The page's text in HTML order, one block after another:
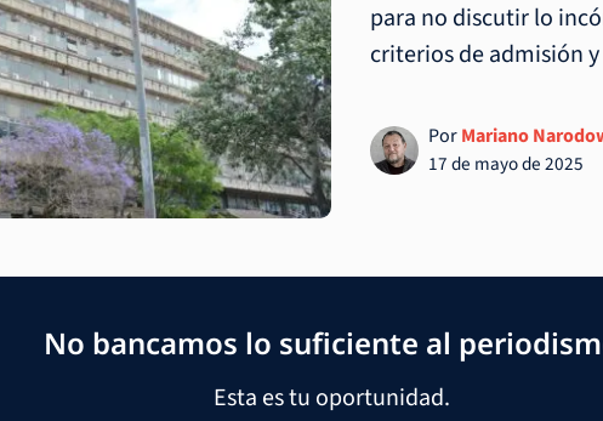
para no discutir lo
criterios de admisión
PorMariano
17 de mayo de 2025
No bancamos lo suficiente al
Esta es tu oportunidad.